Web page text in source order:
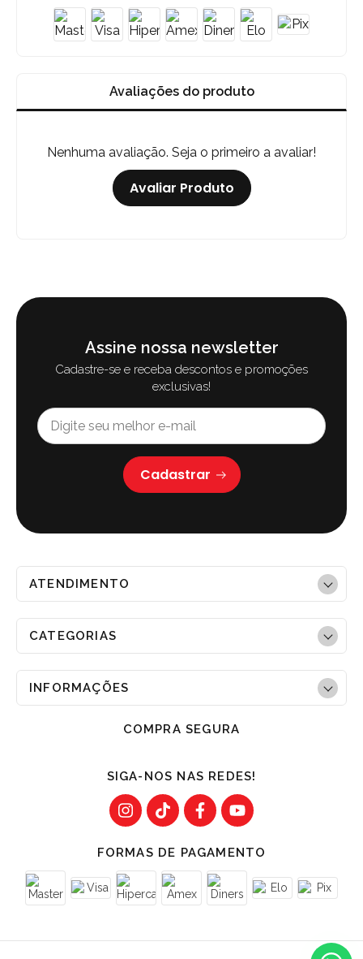
Avaliações do produto
Nenhuma avaliação. Seja o primeiro a avaliar!
Avaliar Produto
Assine nossa newsletter
Cadastre-se e receba descontos e promoções
exclusivas!
Cadastrar
CATEGORIAS
INFORMAÇÕES
COMPRA SEGURA
ATENDIMENTO
SIGA-NOS NAS REDES!
FORMAS DE PAGAMENTO